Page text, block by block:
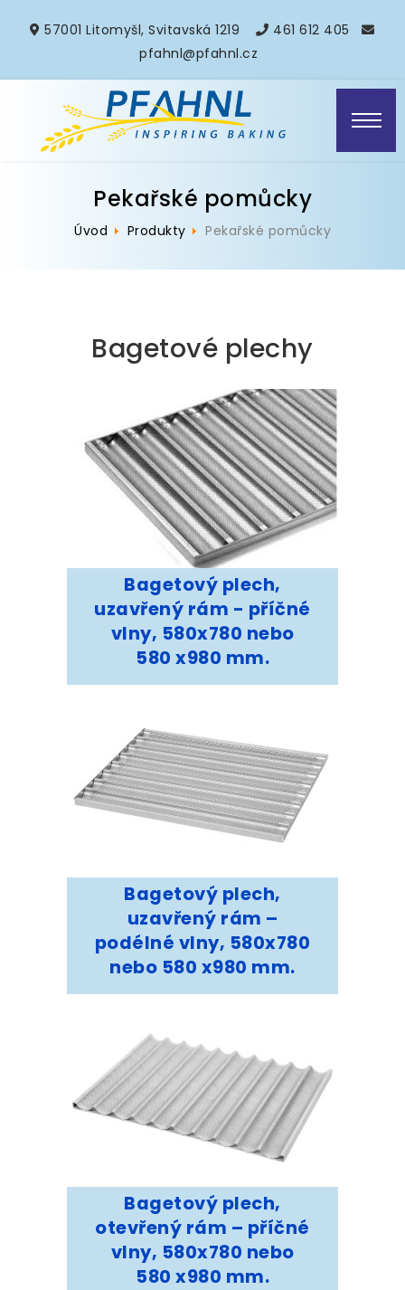
57001 Litomyšl, Svitavská 1219
461 612 405
pfahnl@pfahnl.cz
Pekařské pomůcky
Úvod Produkty Pekařské pomůcky
Bagetové plechy
Bagetový plech,
uzavřený rám - příčné
vlny, 580x780 nebo
580 x980 mm.
Bagetový plech,
uzavřený rám –
podélné vlny, 580x780
nebo 580 x980 mm.
Bagetový plech,
otevřený rám – příčné
vlny, 580x780 nebo
580 x980 mm.